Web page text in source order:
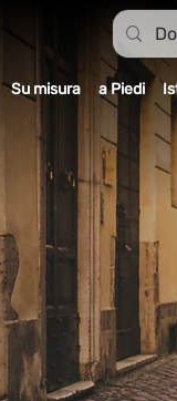
Su misura a Piedi